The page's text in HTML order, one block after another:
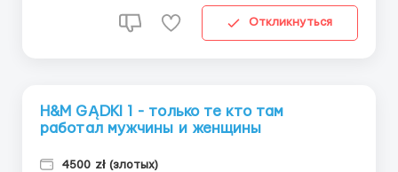
работы: Без опыта Польский язык: Без знания языка
Откликнуться
H&M GĄDKI 1 - только те кто там
работал мужчины и женщины
4500 zł (злотых)